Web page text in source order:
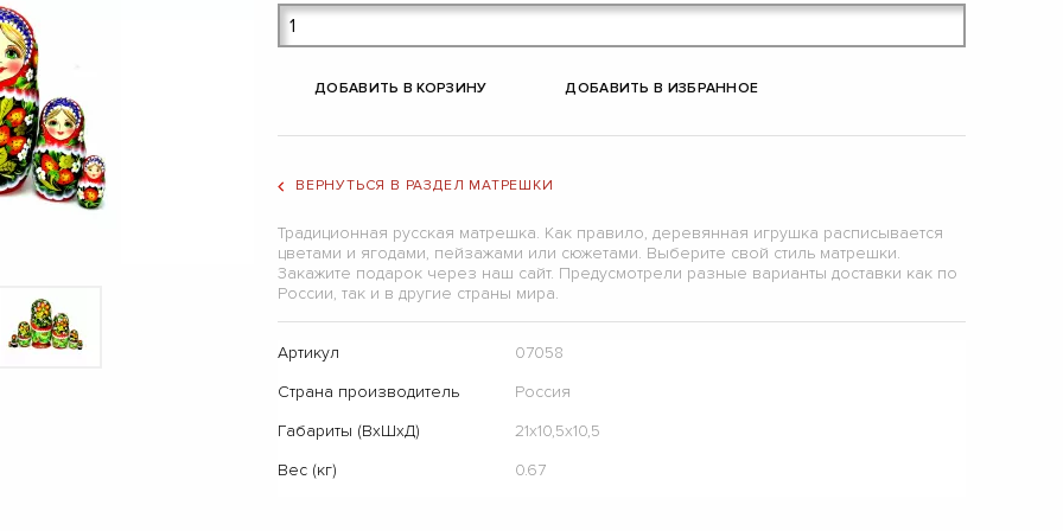
ДОБАВИТЬ В КОРЗИНУ ДОБАВИТЬ В ИЗБРАННОЕ
ВЕРНУТЬСЯ В РАЗДЕЛ МАТРЕШКИ
Традиционная русская матрешка. Как правило, деревянная игрушка расписывается
цветами и ягодами, пейзажами или сюжетами. Выберите свой стиль матрешки.
Закажите подарок через наш сайт. Предусмотрели разные варианты доставки как по
России, так и в другие страны мира.
Артикул
07058
Страна производитель
Россия
Габариты (ВхШхД)
21х10,5х10,5
Вес (кг)
0.67